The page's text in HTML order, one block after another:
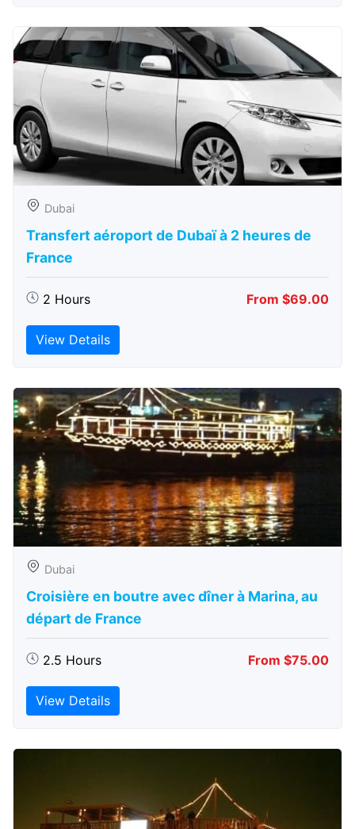
Dubai
Transfert aéroport de Dubaï à 2 heures de
France
2 Hours From $69.00
View Details
Dubai
Croisière en boutre avec dîner à Marina, au
départ de France
2.5 Hours From $75.00
View Details